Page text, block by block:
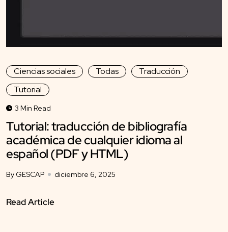
Ciencias sociales Todas
Traducción
Tutorial
3 Min Read
Tutorial: traducción de bibliografía
académica de cualquier idioma al
español (PDF y HTML)
By GESCAP diciembre 6, 2025
Read Article